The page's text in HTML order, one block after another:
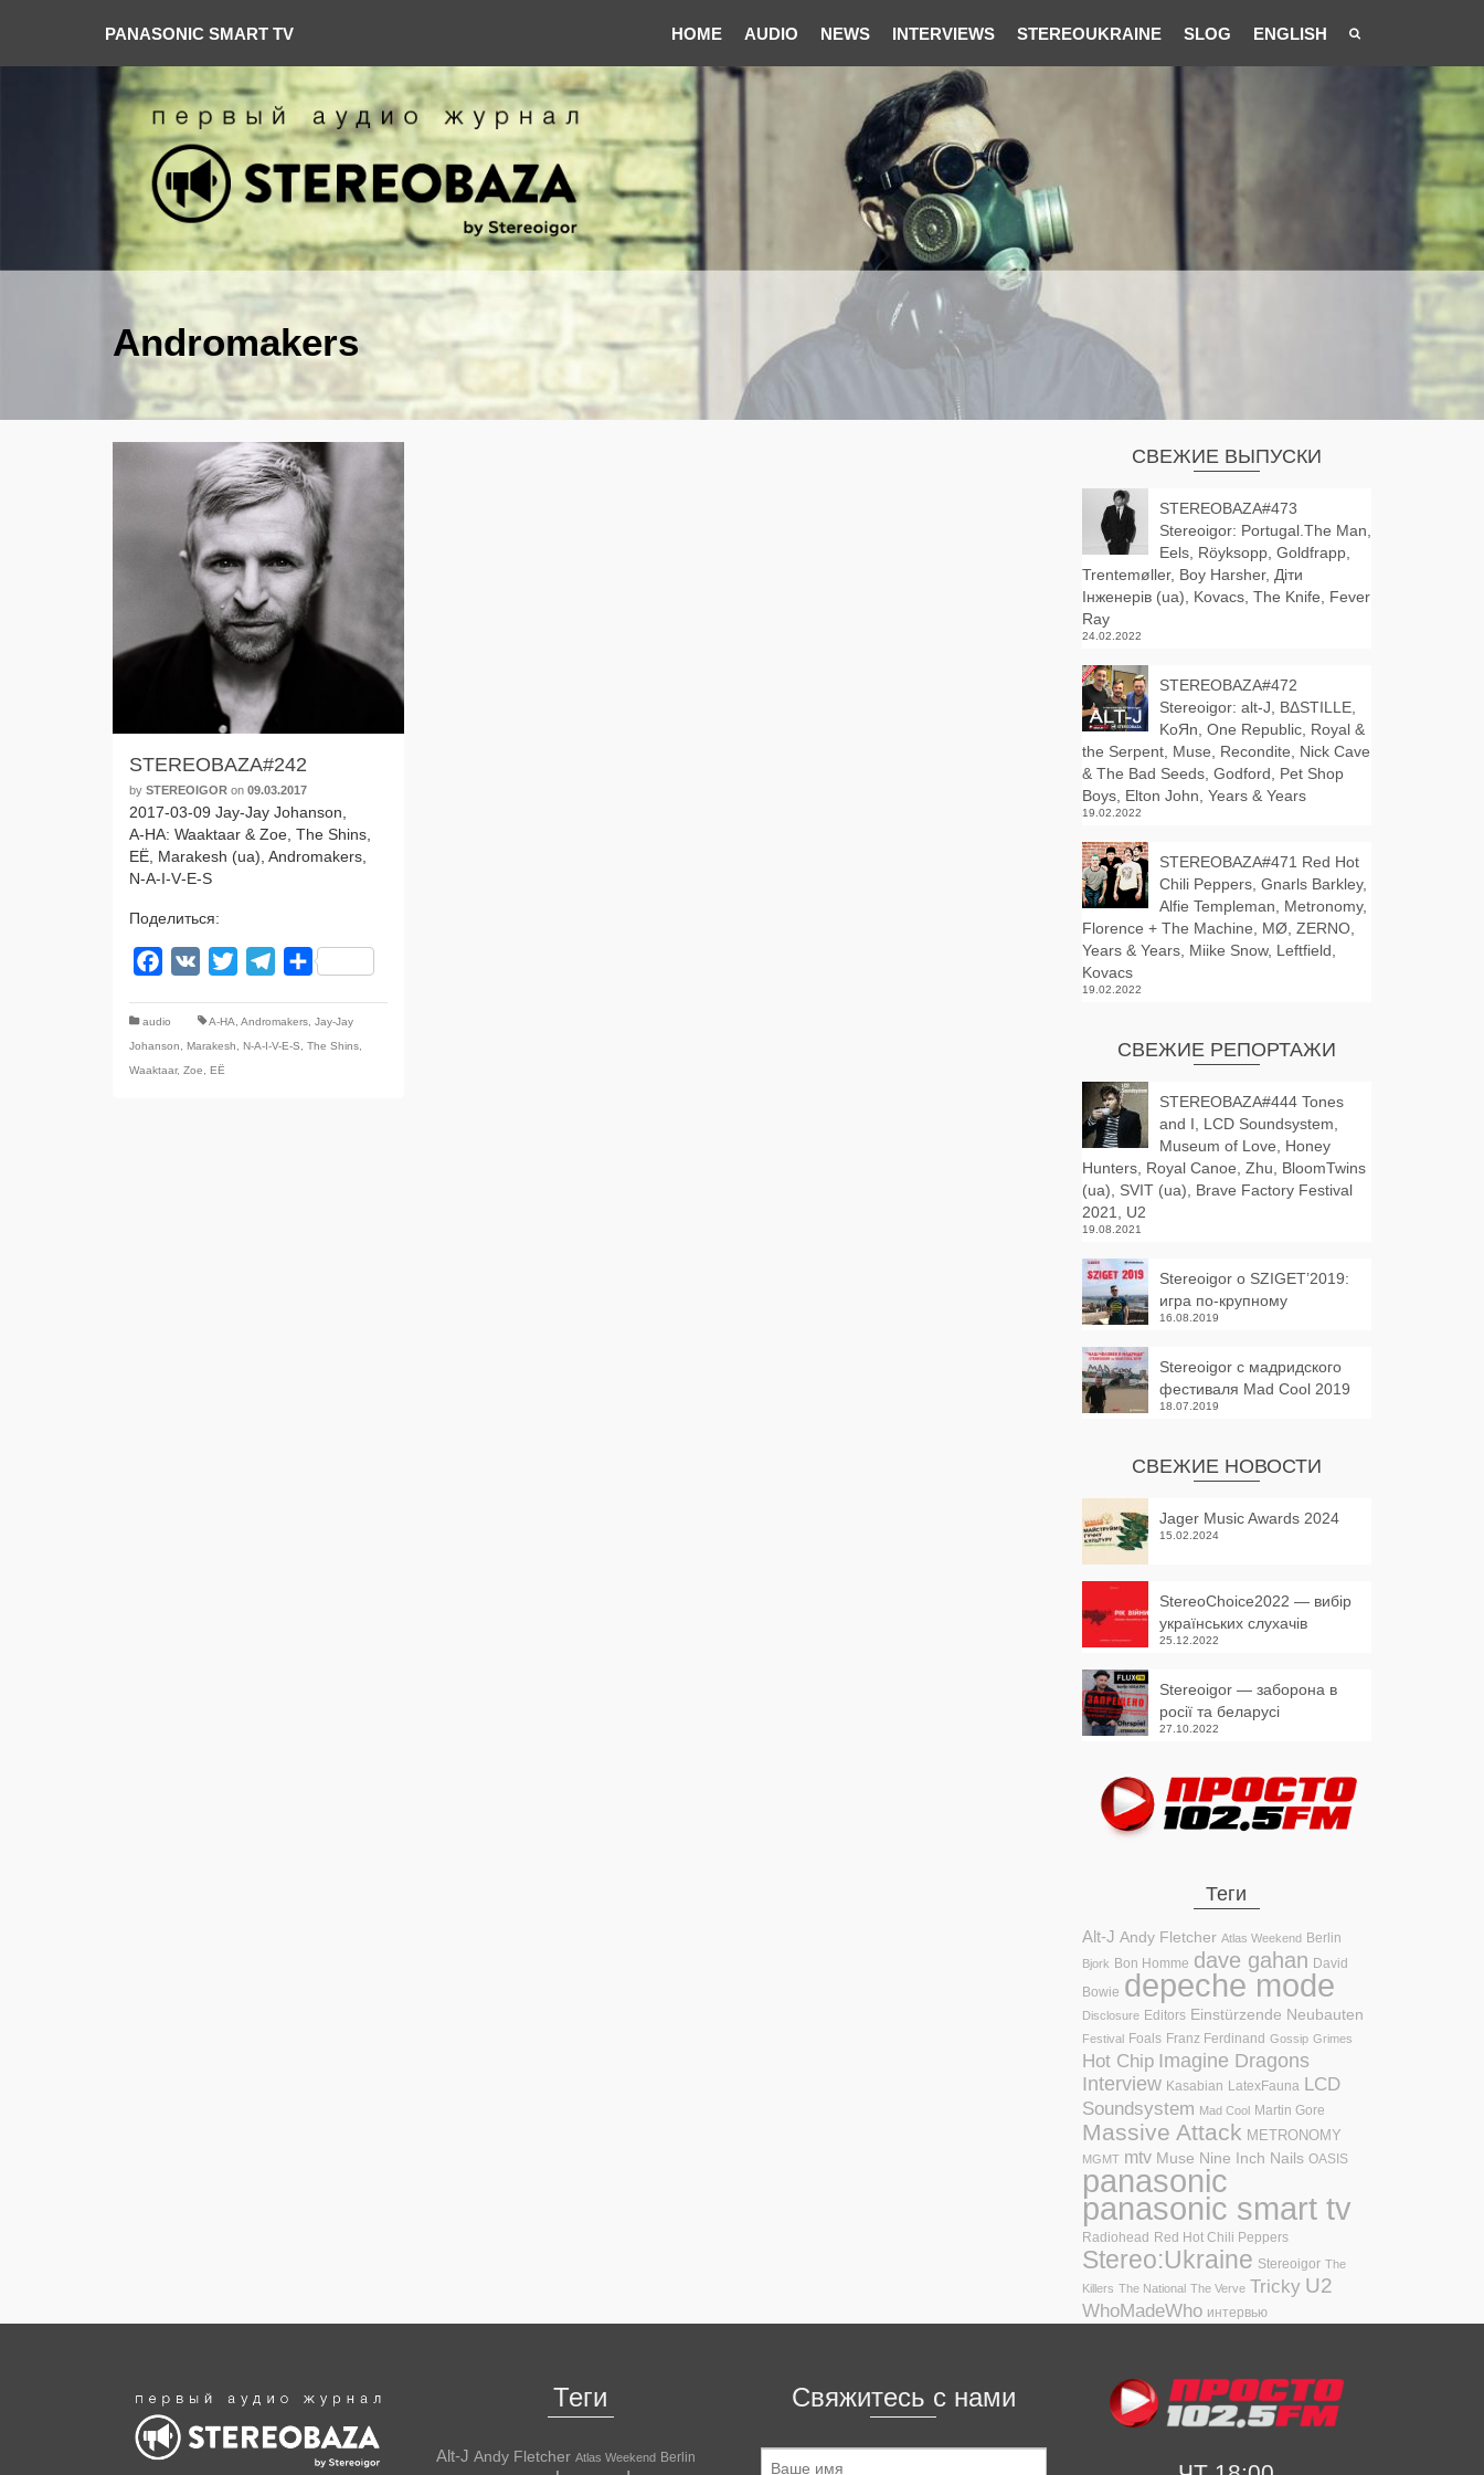
PANASONIC SMART TV HOME AUDIO NEWS INTERVIEWS STEREOUKRAINE SLOG ENGLISH
Andromakers
STEREOBAZA#242
by STEREOIGOR on 09.03.2017
2017-03-09 Jay-Jay Johanson,
A‑HA: Waaktaar & Zoe, The Shins,
ЕЁ, Marakesh (ua), Andromakers,
N‑A‑I-V‑E‑S
Поделиться:
Facebook
VK Twitter TelegramОтправить
audio A-HA Andromakers Jay-Jay
Johanson
Marakesh N-A-I-V-E-S The Shins
Waaktaar, Zoe ЕЁ
СВЕЖИЕ ВЫПУСКИ
STEREOBAZA#473
Stereoigor: Portugal.The Man,
Eels, Röyksopp, Goldfrapp,
Trentemøller, Boy Harsher, Діти
Інженерів (ua), Kovacs, The Knife, Fever
Ray
24.02.2022
STEREOBAZA#472
Stereoigor: alt‑J, BΔSTILLE,
KoЯn, One Republic, Royal &
the Serpent, Muse, Recondite, Nick Cave
& The Bad Seeds, Godford, Pet Shop
Boys, Elton John, Years & Years
19.02.2022
STEREOBAZA#471 Red Hot
Chili Peppers, Gnarls Barkley,
Alfie Templeman, Metronomy,
Florence + The Machine, MØ, ZERNO,
Years & Years, Miike Snow, Leftfield,
Kovacs
19.02.2022
СВЕЖИЕ РЕПОРТАЖИ
STEREOBAZA#444 Tones
and I, LCD Soundsystem,
Museum of Love, Honey
Hunters, Royal Canoe, Zhu, BloomTwins
(ua), SVIT (ua), Brave Factory Festival
2021, U2
19.08.2021
Stereoigor о SZIGET’2019:
игра по-крупному
16.08.2019
Stereoigor с мадридского
фестиваля Mad Cool 2019
18.07.2019
СВЕЖИЕ НОВОСТИ
Jager Music Awards 2024
15.02.2024
StereoChoice2022 — вибір
українських слухачів
25.12.2022
Stereoigor — заборона в
росії та беларусі
27.10.2022
Теги
Alt-J Andy Fletcher Atlas Weekend Berlin
Bjork Bon Homme dave gahan David
Bowie depeche mode
Disclosure Editors Einstürzende Neubauten
Festival Foals Franz Ferdinand Gossip Grimes
Hot Chip Imagine Dragons
Interview Kasabian LatexFauna LCD
Soundsystem Mad Cool Martin Gore
Massive Attack METRONOMY
MGMT mtv Muse Nine Inch Nails OASIS
panasonic
panasonic smart tv
Radiohead Red Hot Chili Peppers
Stereo:Ukraine Stereoigor The
Killers The National The Verve Tricky U2
WhoMadeWho интервью
Теги
Alt-J Andy Fletcher Atlas Weekend Berlin
Свяжитесь с нами